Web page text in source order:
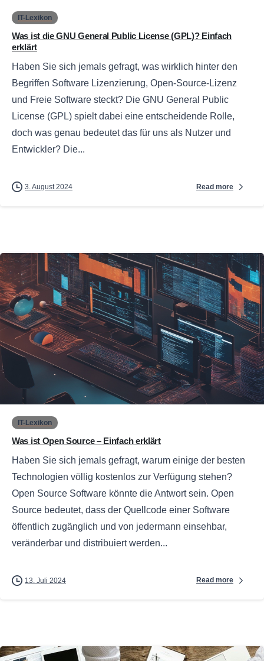
IT-Lexikon
Was ist die GNU General Public License (GPL)? Einfach
erklärt
Haben Sie sich jemals gefragt, was wirklich hinter den
Begriffen Software Lizenzierung, Open-Source-Lizenz
und Freie Software steckt? Die GNU General Public
License (GPL) spielt dabei eine entscheidende Rolle,
doch was genau bedeutet das für uns als Nutzer und
Entwickler? Die...
3. August 2024 Read more
0
IT-Lexikon
Was ist Open Source – Einfach erklärt
Haben Sie sich jemals gefragt, warum einige der besten
Technologien völlig kostenlos zur Verfügung stehen?
Open Source Software könnte die Antwort sein. Open
Source bedeutet, dass der Quellcode einer Software
öffentlich zugänglich und von jedermann einsehbar,
veränderbar und distribuiert werden...
13. Juli 2024 Read more